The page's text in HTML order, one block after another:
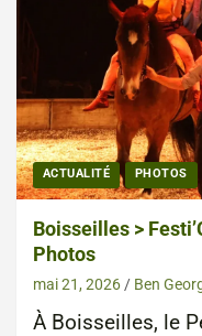
ACTUALITÉ PHOTOS
Boisseilles >
Photos
mai 21, 2026 Ben
À Boisseilles, le